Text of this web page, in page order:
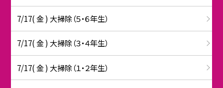
7/17( 金 ) 大掃除（５・６年生）
7/17( 金 ) 大掃除（３・４年生）
7/17( 金 ) 大掃除（１・２年生）